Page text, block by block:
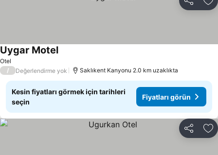
Paylaş
Otel
Uygar MotelFiyatları görün
/ Değerlendirme yok Saklıkent Kanyonu 2.0 km uzaklıkta
Kesin fiyatları görmek için tarihleri
seçin
Fiyatları görün
Paylaş